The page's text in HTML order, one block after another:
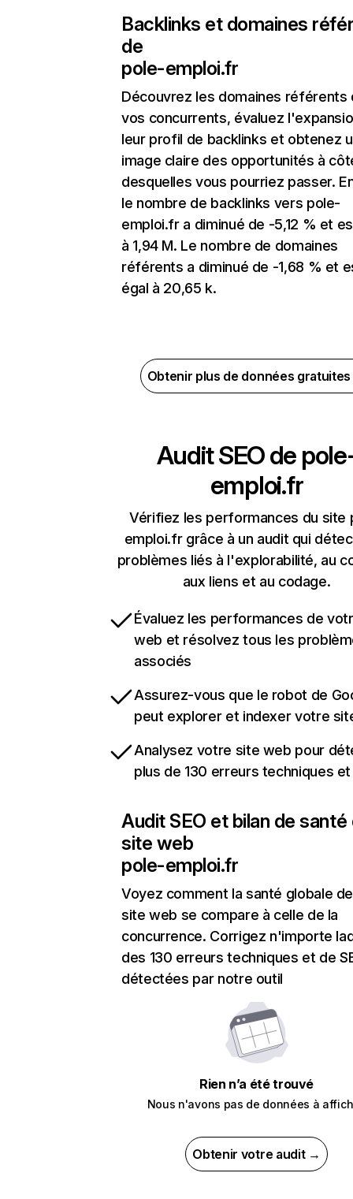
Backlinks et domaines
de
pole-emploi.fr
Découvrez les domaines référents
vos concurrents, évaluez
leur profil de backlinks et obtenez
image claire des opportunités à
desquelles vous pourriez passer.
le nombre de backlinks vers pole-
emploi.fr a diminué de -5,12 % et
à 1,94 M. Le nombre de domaines
référents a diminué de -1,68 % et
égal à 20,65 k.
Obtenir plus de données
Audit SEO de
emploi.fr
Vérifiez les performances du site
emploi.fr grâce à un audit qui
problèmes liés à l'explorabilité, au
aux liens et au codage.
Évaluez les performances de
web et résolvez tous les
associés
Assurez-vous que le robot de
peut explorer et indexer votre
Analysez votre site web pour
plus de 130 erreurs techniques et
Audit SEO et bilan de santé
site web
pole-emploi.fr
Voyez comment la santé globale
site web se compare à celle de la
concurrence. Corrigez n'importe
des 130 erreurs techniques et de
détectées par notre outil
Rien n’a été trouvé
Nous n'avons pas de données à
Obtenir votre audit →